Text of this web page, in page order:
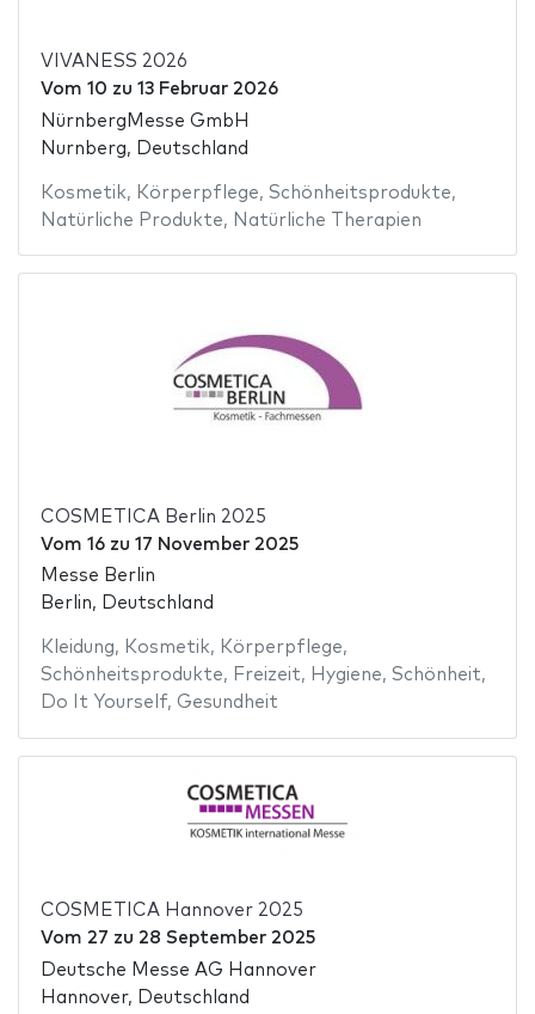
VIVANESS 2026
Vom 10 zu 13 Februar 2026
NürnbergMesse GmbH
Nurnberg, Deutschland
Kosmetik, Körperpflege, Schönheitsprodukte,
Natürliche Produkte, Natürliche Therapien
COSMETICA Berlin 2025
Vom 16zu 17 November 2025
Messe Berlin
Berlin, Deutschland
Kleidung, Kosmetik, Körperpflege,
Schönheitsprodukte, Freizeit, Hygiene, Schönheit,
Do It Yourself, Gesundheit
COSMETICA Hannover 2025
Vom 27 zu 28 September 2025
Deutsche Messe AG Hannover
Hannover, Deutschland